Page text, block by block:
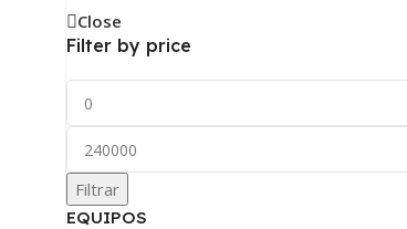
Close
Filter by price
Filtrar
EQUIPOS